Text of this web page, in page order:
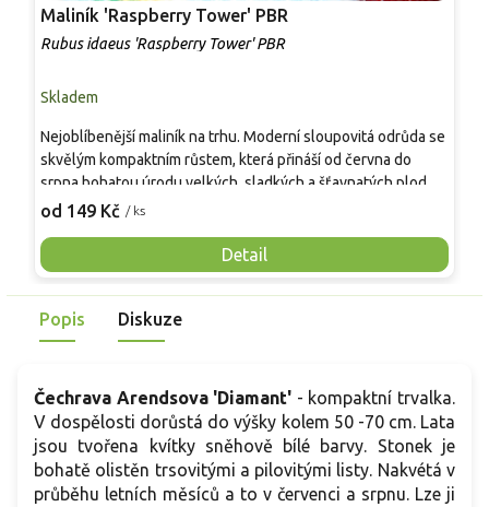
Maliník 'Raspberry Tower' PBR
Rubus idaeus 'Raspberry Tower' PBR
Skladem
od 149 Kč / ks
Detail
Nejoblíbenější maliník na trhu. Moderní sloupovitá odrůda se
skvělým kompaktním růstem, která přináší od června do
srpna bohatou úrodu velkých, sladkých a šťavnatých plodů.
Pevné vzpřímené výhony tvoří elegantní habitus bez
Mrazuvzdornost do −25 °C a spolehlivá vitalita z něj dělají
skvělou volbu pro každého pěstitele.
Popis Diskuze
Čechrava Arendsova 'Diamant' - kompaktní trvalka.
V dospělosti dorůstá do výšky kolem 50 -70 cm. Lata
jsou tvořena kvítky sněhově bílé barvy. Stonek je
bohatě olistěn trsovitými a pilovitými listy. Nakvétá v
průběhu letních měsíců a to v červenci a srpnu. Lze ji